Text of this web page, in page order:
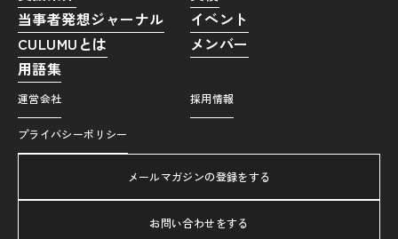
当事者発想ジャーナル
イベント
CULUMUとは
メンバー
用語集
運営会社 採用情報
プライバシーポリシー
メールマガジンの登録をする
お問い合わせをする